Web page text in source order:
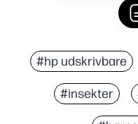
#hp udskrivbare
#insekter